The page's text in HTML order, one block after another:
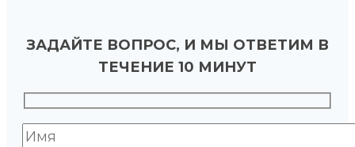
ЗАДАЙТЕ ВОПРОС, И МЫ ОТВЕТИМ В
ТЕЧЕНИЕ 10 МИНУТ